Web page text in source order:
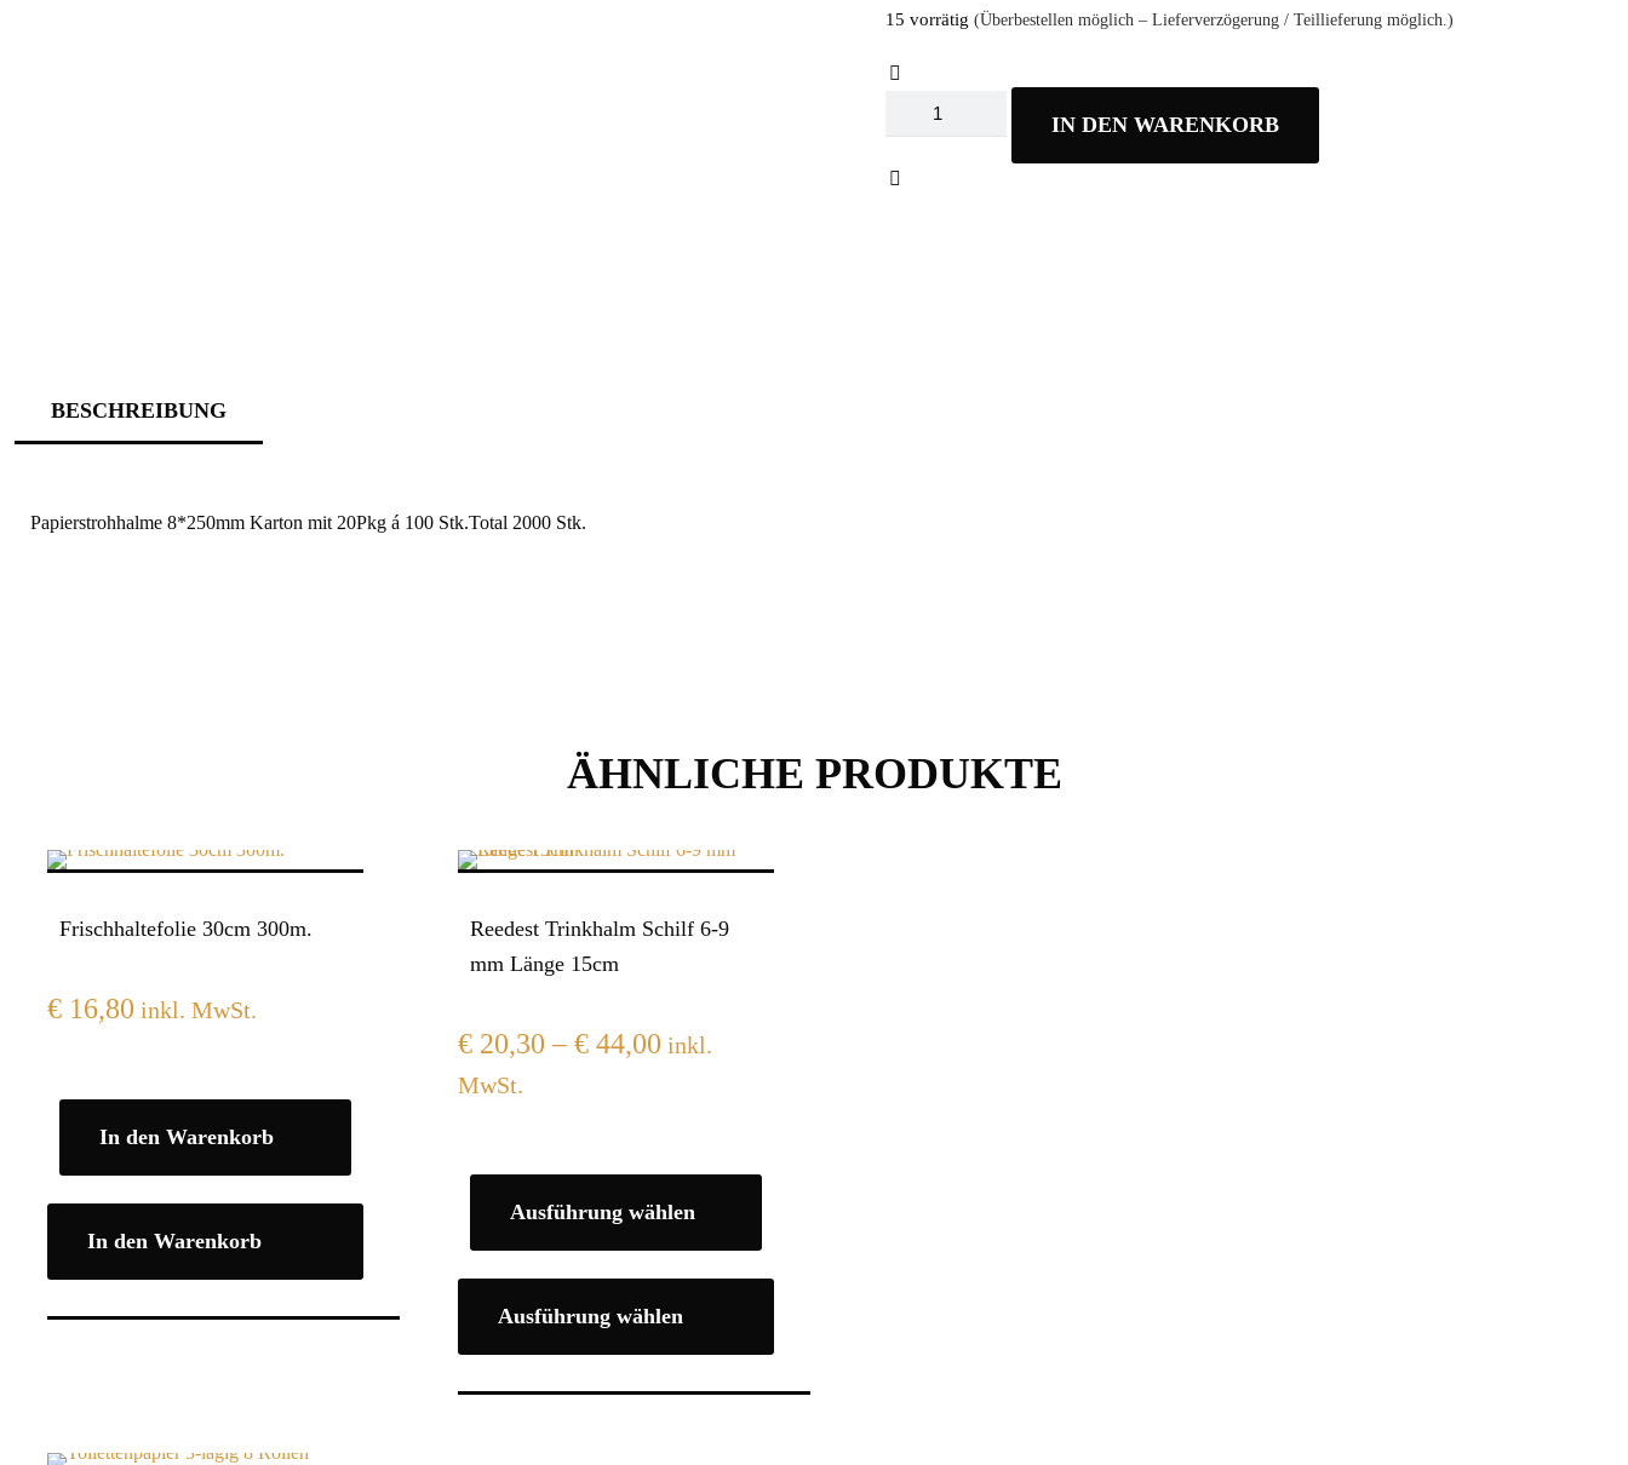
15 vorrätig(Überbestellen möglich – Lieferverzögerung / Teillieferung möglich.)
Papierstrohhalme
8x250mm
Karton
IN DEN WARENKORB
BESCHREIBUNG
Papierstrohhalme 8*250mm Karton mit 20Pkg á 100 Stk.Total 2000 Stk.
ÄHNLICHE PRODUKTE
Frischhaltefolie 30cm 300m.
€16,80 inkl. MwSt.
In den Warenkorb
In den Warenkorb
Reedest Trinkhalm Schilf 6-9
mm Länge 15cm
€ 20,30 –€ 44,00 inkl.
MwSt.
Ausführung wählen
Ausführung wählen